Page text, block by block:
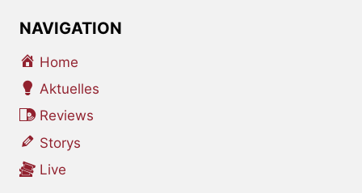
NAVIGATION
Home
Aktuelles
Reviews
Storys
Live